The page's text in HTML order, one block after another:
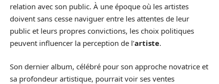
relation avec son public. À une époque où les artistes
doivent sans cesse naviguer entre les attentes de leur
public et leurs propres convictions, les choix politiques
peuvent influencer la perception de l’artiste.
Son dernier album, célébré pour son approche novatrice et
sa profondeur artistique, pourrait voir ses ventes